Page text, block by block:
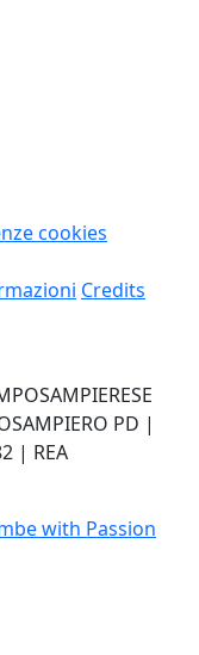
cookies
Credits
PD |
| REA
with Passion